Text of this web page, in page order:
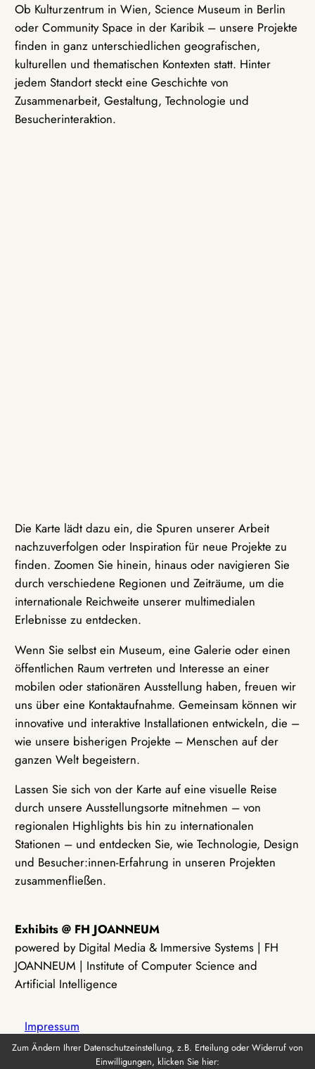
Ob Kulturzentrum in Wien, Science Museum in Berlin
oder Community Space in der Karibik – unsere Projekte
finden in ganz unterschiedlichen geografischen,
kulturellen und thematischen Kontexten statt. Hinter
jedem Standort steckt eine Geschichte von
Zusammenarbeit, Gestaltung, Technologie und
Besucherinteraktion.
Die Karte lädt dazu ein, die Spuren unserer Arbeit
nachzuverfolgen oder Inspiration für neue Projekte zu
finden. Zoomen Sie hinein, hinaus oder navigieren Sie
durch verschiedene Regionen und Zeiträume, um die
internationale Reichweite unserer multimedialen
Erlebnisse zu entdecken.
Wenn Sie selbst ein Museum, eine Galerie oder einen
öffentlichen Raum vertreten und Interesse an einer
mobilen oder stationären Ausstellung haben, freuen wir
uns über eine Kontaktaufnahme. Gemeinsam können wir
innovative und interaktive Installationen entwickeln, die –
wie unsere bisherigen Projekte – Menschen auf der
ganzen Welt begeistern.
Lassen Sie sich von der Karte auf eine visuelle Reise
durch unsere Ausstellungsorte mitnehmen – von
regionalen Highlights bis hin zu internationalen
Stationen – und entdecken Sie, wie Technologie, Design
und Besucher:innen-Erfahrung in unseren Projekten
zusammenfließen.
Exhibits @ FH JOANNEUM
powered by Digital Media & Immersive Systems | FH
JOANNEUM | Institute of Computer Science and
Artificial Intelligence
Impressum
Zum Ändern Ihrer Datenschutzeinstellung, z.B. Erteilung oder Widerruf von
Einwilligungen, klicken Sie hier: